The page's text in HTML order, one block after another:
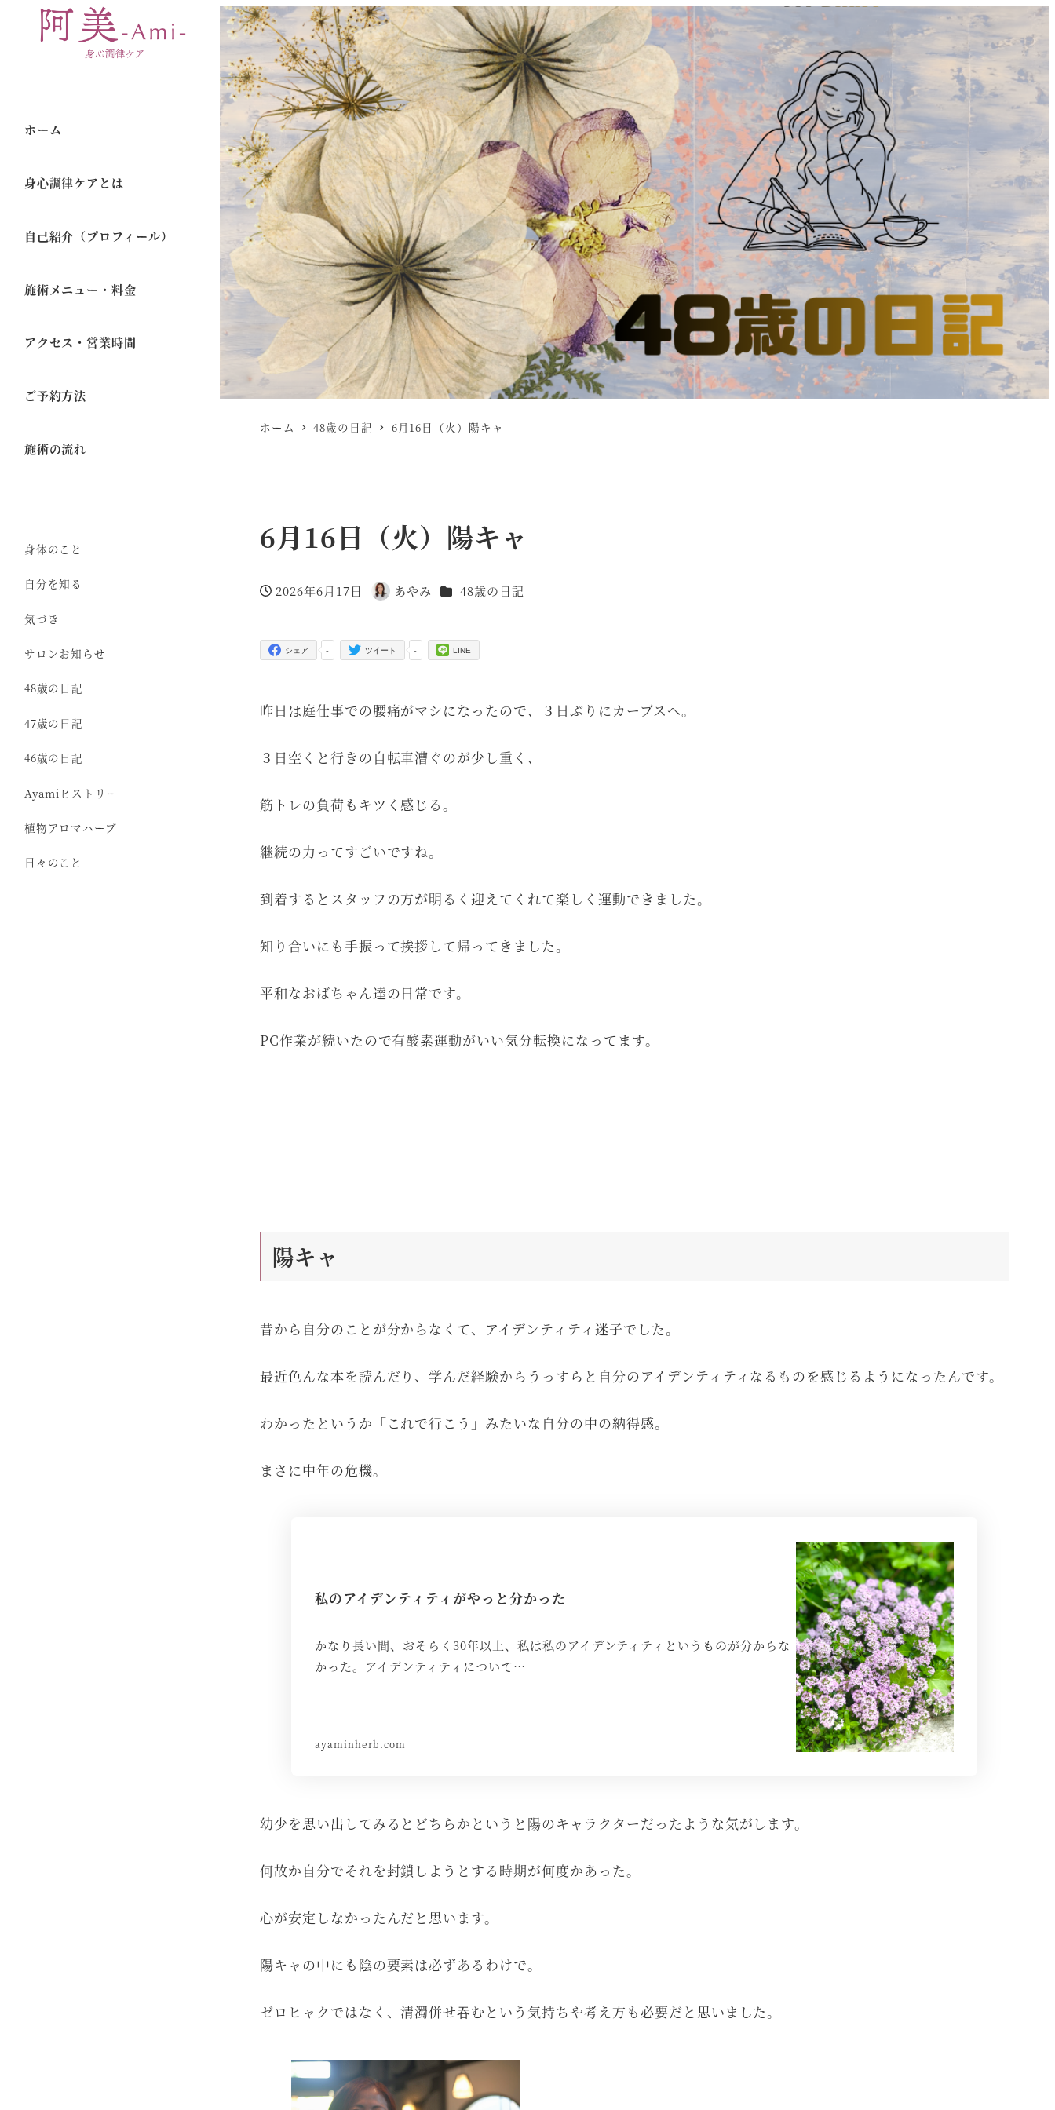
ホーム
身心調律ケアとは
自己紹介（プロフィール）
施術メニュー・料金
アクセス・営業時間
ご予約方法
施術の流れ
身体のこと
自分を知る
気づき
サロンお知らせ
48歳の日記
47歳の日記
46歳の日記
Ayamiヒストリー
植物アロマハーブ
日々のこと
ホーム 48歳の日記 6月16日（火）陽キャ
6月16日（火）陽キャ
投稿日
2026年6月17日
著
あやみ カテゴリー
48歳の日記
-
シェア -
ツイート LINE
昨日は庭仕事での腰痛がマシになったので、３日ぶりにカーブスへ。
３日空くと行きの自転車漕ぐのが少し重く、
筋トレの負荷もキツく感じる。
継続の力ってすごいですね。
到着するとスタッフの方が明るく迎えてくれて楽しく運動できました。
知り合いにも手振って挨拶して帰ってきました。
平和なおばちゃん達の日常です。
PC作業が続いたので有酸素運動がいい気分転換になってます。
陽キャ
昔から自分のことが分からなくて、アイデンティティ迷子でした。
最近色んな本を読んだり、学んだ経験からうっすらと自分のアイデンティティなるものを感じるようになったんです。
わかったというか「これで行こう」みたいな自分の中の納得感。
まさに中年の危機。
私のアイデンティティがやっと分かった
かなり長い間、おそらく30年以上、私は私のアイデンティティというものが分からな
かった。アイデンティティについて…
ayaminherb.com
幼少を思い出してみるとどちらかというと陽のキャラクターだったような気がします。
何故か自分でそれを封鎖しようとする時期が何度かあった。
心が安定しなかったんだと思います。
陽キャの中にも陰の要素は必ずあるわけで。
ゼロヒャクではなく、清濁併せ吞むという気持ちや考え方も必要だと思いました。